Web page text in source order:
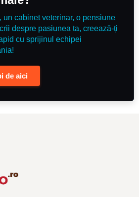
un cabinet veterinar, o pensiune
despre pasiunea ta, creează-ți
cu sprijinul echipei
de aici